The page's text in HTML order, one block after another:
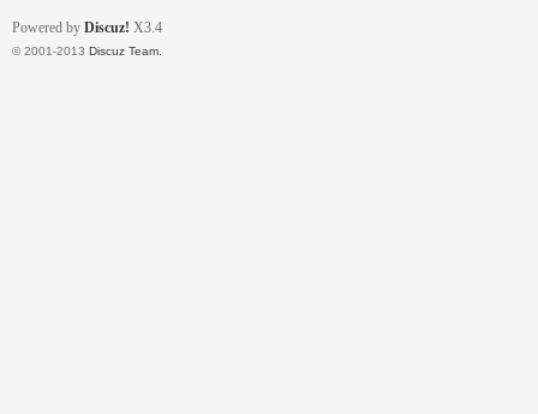
Powered by Discuz! X3.4
© 2001-2013 Discuz Team.